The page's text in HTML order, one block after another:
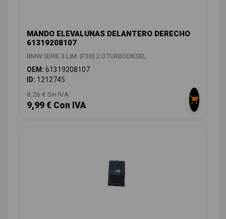
MANDO ELEVALUNAS DELANTERO DERECHO
61319208107
BMW SERIE 3 LIM. (F30) 2.0 TURBODIESEL
OEM: 61319208107
ID: 1212745
8,26 € Sin IVA
9,99 € Con IVA